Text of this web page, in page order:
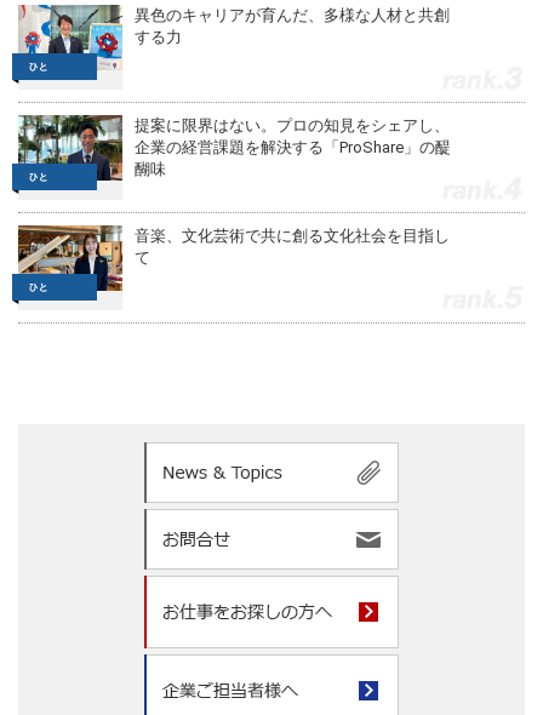
異色のキャリアが育んだ、多様な人材と共創
する力
提案に限界はない。プロの知見をシェアし、
企業の経営課題を解決する「ProShare」の醍
醐味
音楽、文化芸術で共に創る文化社会を目指し
て